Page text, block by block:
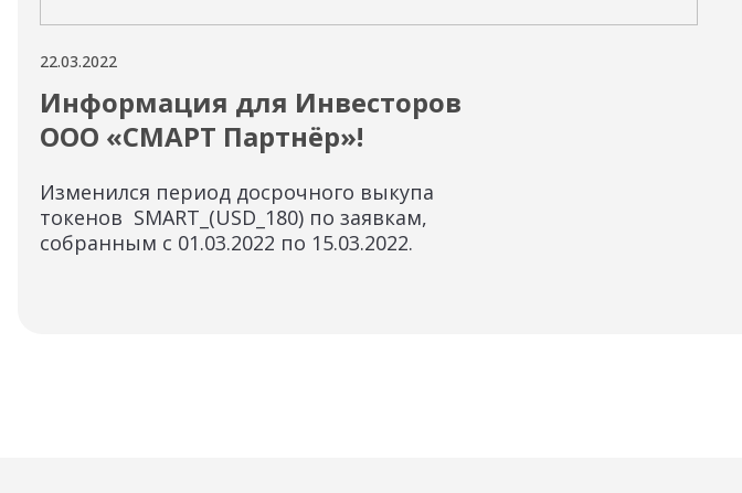
22.03.2022
Информация для Инвесторов
ООО «СМАРТ Партнёр»!
Изменился период досрочного выкупа
токенов SMART_(USD_180) по заявкам,
собранным с 01.03.2022 по 15.03.2022.